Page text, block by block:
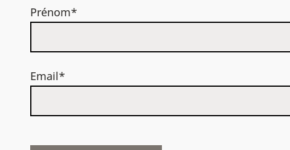
Prénom*
Email*